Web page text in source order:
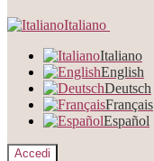
Italiano
Italiano
English
Deutsch
Français
Español
Accedi